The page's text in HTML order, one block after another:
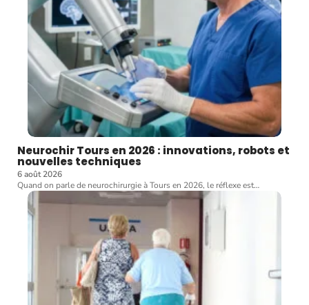
Neurochir Tours en 2026 : innovations, robots et
nouvelles techniques
6 août 2026
Quand on parle de neurochirurgie à Tours en 2026, le réflexe est…